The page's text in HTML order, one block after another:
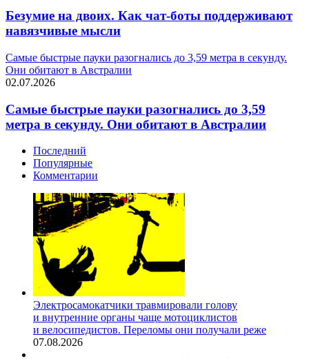
Безумие на двоих. Как чат-боты поддерживают
навязчивые мысли
Самые быстрые пауки разогнались до 3,59 метра в секунду.
Они обитают в Австралии
02.07.2026
Самые быстрые пауки разогнались до 3,59
метра в секунду. Они обитают в Австралии
Последний
Популярные
Комментарии
Электросамокатчики травмировали голову
и внутренние органы чаще мотоциклистов
и велосипедистов. Переломы они получали реже
07.08.2026